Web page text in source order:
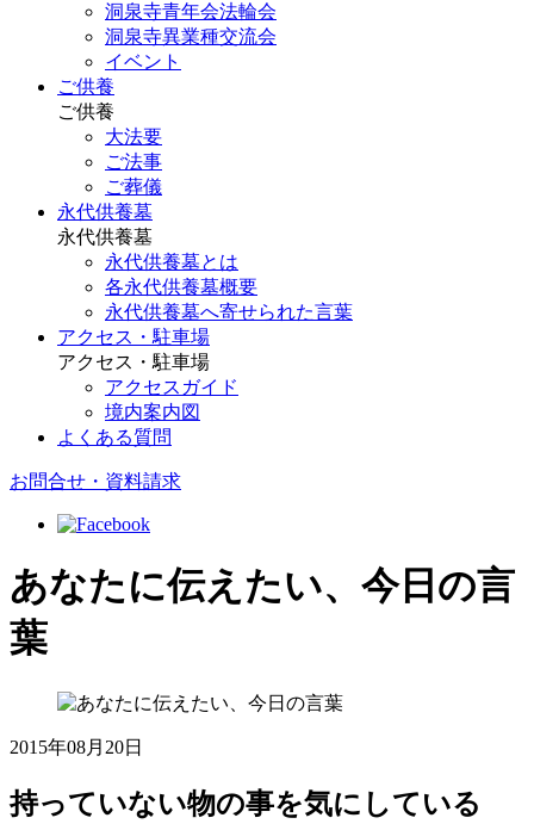
洞泉寺青年会法輪会
洞泉寺異業種交流会
イベント
ご供養
ご供養
大法要
ご法事
ご葬儀
永代供養墓
永代供養墓
永代供養墓とは
各永代供養墓概要
永代供養墓へ寄せられた言葉
アクセス・駐車場
アクセス・駐車場
アクセスガイド
境内案内図
よくある質問
お問合せ・資料請求
あなたに伝えたい、今日の言
葉
2015年08月20日
持っていない物の事を気にしている